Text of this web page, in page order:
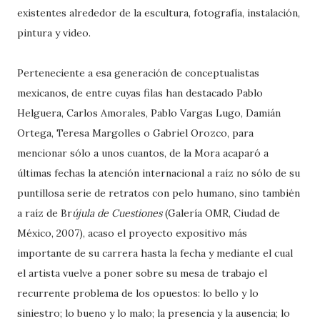
existentes alrededor de la escultura, fotografía, instalación,
pintura y video.
Perteneciente a esa generación de conceptualistas
mexicanos, de entre cuyas filas han destacado Pablo
Helguera, Carlos Amorales, Pablo Vargas Lugo, Damián
Ortega, Teresa Margolles o Gabriel Orozco, para
mencionar sólo a unos cuantos, de la Mora acaparó a
últimas fechas la atención internacional a raíz no sólo de su
puntillosa serie de retratos con pelo humano, sino también
a raíz de Brújula de Cuestiones(Galería OMR, Ciudad de
México, 2007), acaso el proyecto expositivo más
importante de su carrera hasta la fecha y mediante el cual
el artista vuelve a poner sobre su mesa de trabajo el
recurrente problema de los opuestos: lo bello y lo
siniestro; lo bueno y lo malo; la presencia y la ausencia; lo